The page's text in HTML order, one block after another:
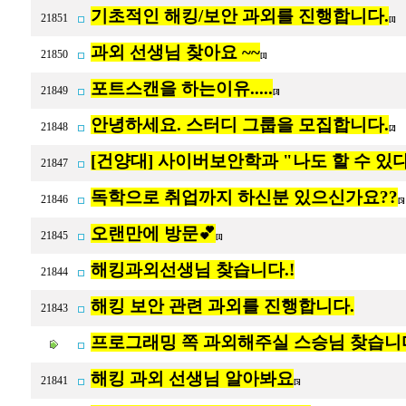
21851 기초적인 해킹/보안 과외를 진행합니다. [1]
21850 과외 선생님 찾아요 ~~[1]
21849 포트스캔을 하는이유..... [3]
21848 안녕하세요. 스터디 그룹을 모집합니다. [2]
21847 [건양대] 사이버보안학과 "나도 할 수 있
21846 독학으로 취업까지 하신분 있으신가요?? [5]
21845 오랜만에 방문💕 [1]
21844 해킹과외선생님 찾습니다.!
21843 해킹 보안 관련 과외를 진행합니다.
프로그래밍 쪽 과외해주실 스승님 찾습니
21841 해킹 과외 선생님 알아봐요 [5]